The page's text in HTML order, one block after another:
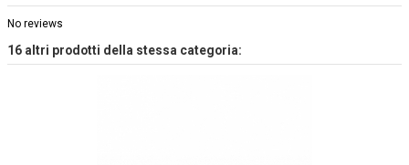
No reviews
16 altri prodotti della stessa categoria: